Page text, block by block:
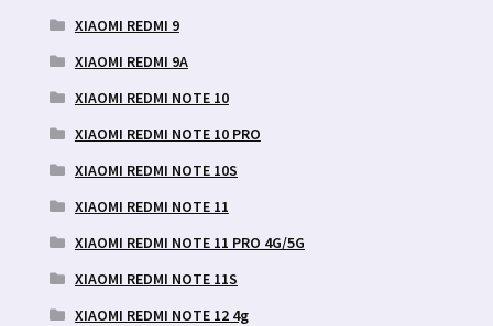
XIAOMI REDMI 9
XIAOMI REDMI 9A
XIAOMI REDMI NOTE 10
XIAOMI REDMI NOTE 10 PRO
XIAOMI REDMI NOTE 10S
XIAOMI REDMI NOTE 11
XIAOMI REDMI NOTE 11 PRO 4G/5G
XIAOMI REDMI NOTE 11S
XIAOMI REDMI NOTE 12 4g